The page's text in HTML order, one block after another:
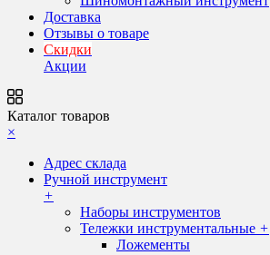
Доставка
Отзывы о товаре
Скидки
Акции
Каталог товаров
×
Адрес склада
Ручной инструмент
+
Наборы инструментов
Тележки инструментальные +
Ложементы